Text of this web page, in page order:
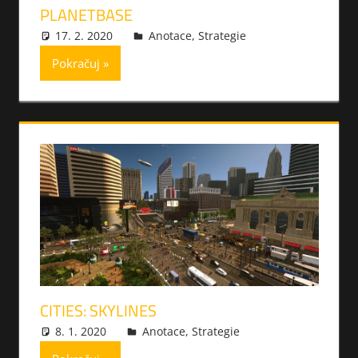
PLANETBASE
17. 2. 2020 xmilek
Anotace, Strategie
Pokračuj
CITIES: SKYLINES
8. 1. 2020 xmilek
Anotace, Strategie